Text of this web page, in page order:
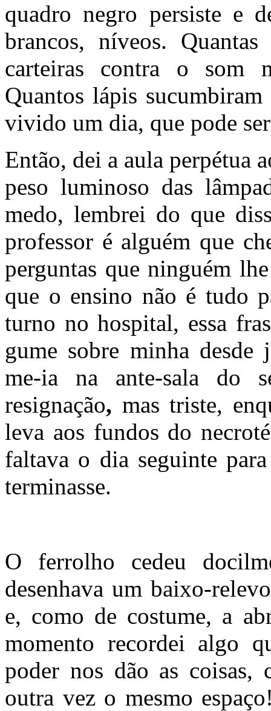
quadro negro persiste e
brancos, níveos.
carteiras
contra o som
Quantos lápis
vivido um dia, que pode
Então, dei a aula perpétua
peso luminoso das
medo, lembrei do que
professor é alguém que
perguntas que ninguém
que o ensino não é tudo
turno no hospital, essa
gume sobre minha desde
me-ia na ante-sala do
resignação, mas triste,
leva aos fundos do
faltava o dia seguinte
terminasse.
O ferrolho cedeu
desenhava um baixo-
e, como de costume, a
momento recordei algo
poder nos dão as coisas,
outra vez o mesmo